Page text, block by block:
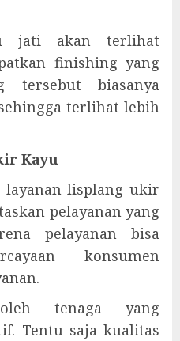
jati akan terlihat
finishing yang
tersebut biasanya
terlihat lebih
Kayu
layanan lisplang ukir
pelayanan yang
pelayanan bisa
konsumen
tenaga yang
Tentu saja kualitas